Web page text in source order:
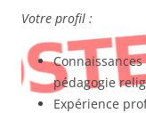
Votre profil :
pédagogie
Expérience